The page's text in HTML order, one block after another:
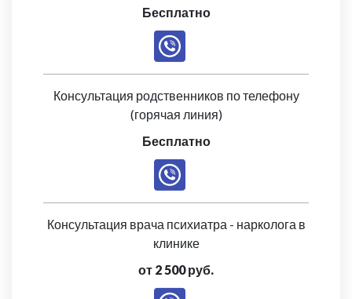
Бесплатно
Консультация родственников по телефону
(горячая линия)
Бесплатно
Консультация врача психиатра - нарколога в
клинике
от 2 500 руб.